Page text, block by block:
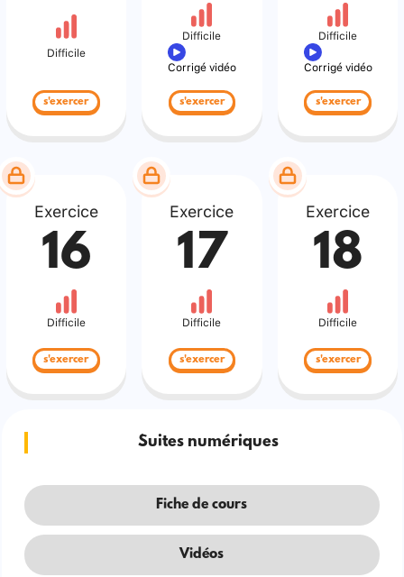
Difficile
s'exercer
Difficile
Corrigé vidéo
s'exercer
Difficile
Corrigé vidéo
s'exercer
Exercice
16
Difficile
s'exercer
Exercice
17
Difficile
s'exercer
Exercice
18
Difficile
s'exercer
Suites numériques
Fiche de cours
Vidéos